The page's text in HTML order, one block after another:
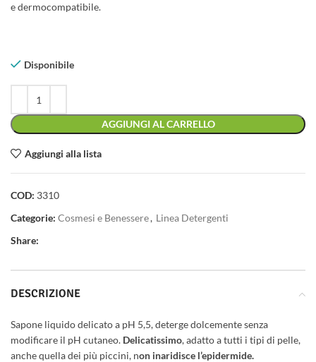
e dermocompatibile.
Disponibile
AGGIUNGI AL CARRELLO
Aggiungi alla lista
COD: 3310
Categorie: Cosmesi e Benessere, Linea Detergenti
Share:
DESCRIZIONE
Sapone liquido delicato a pH 5,5, deterge dolcemente senza
modificare il pH cutaneo. Delicatissimo, adatto a tutti i tipi di pelle,
anche quella dei più piccini, non inaridisce l’epidermide.